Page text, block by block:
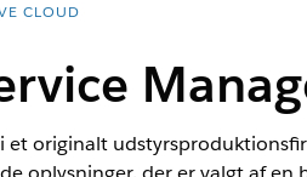
CLOUD
originalt